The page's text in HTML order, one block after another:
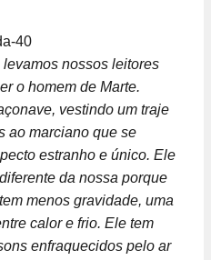
nossos leitores
o homem de Marte.
vestindo um traje
ao marciano que se
estranho e único. Ele
da nossa porque
menos gravidade, uma
calor e frio. Ele tem
enfraquecidos pelo ar